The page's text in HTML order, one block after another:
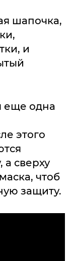
шапочка,
и
еще одна
этого
а сверху
чтоб
защиту.